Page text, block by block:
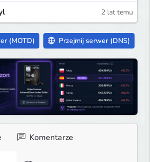
2 lat temu
(MOTD) Przejmij serwer (DNS)
Komentarze